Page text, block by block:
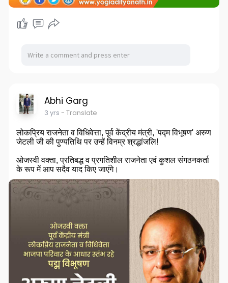
Abhi Garg
3 yrs - Translate
लोकप्रिय राजनेता व विधिवेत्ता, पूर्व केंद्रीय मंत्री, 'पद्म विभूषण' अरुण
जेटली जी की पुण्यतिथि पर उन्हें विनम्र श्रद्धांजलि!
ओजस्वी वक्ता, प्रतिबद्ध व प्रगतिशील राजनेता एवं कुशल संगठनकर्ता
के रूप में आप सदैव याद किए जाएंगे।